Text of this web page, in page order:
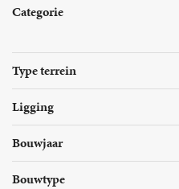
Categorie
Type terrein
Ligging
Bouwjaar
Bouwtype